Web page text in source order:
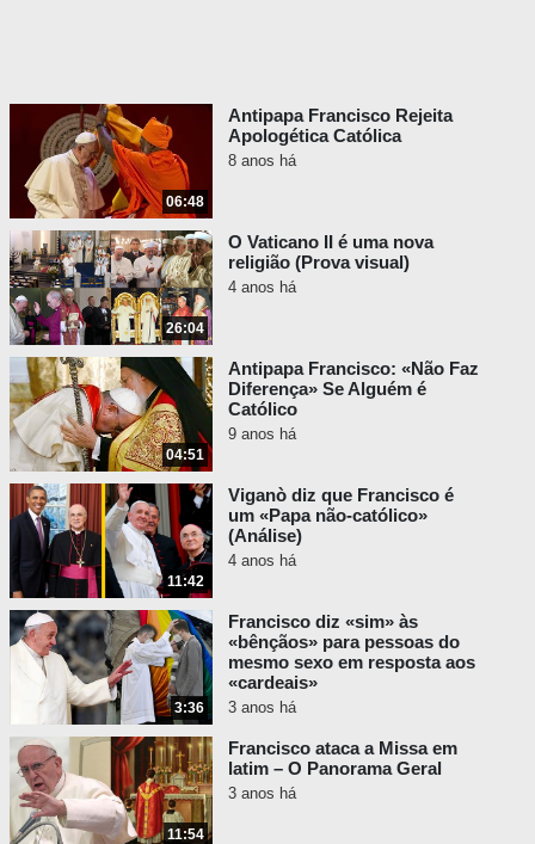
06:48
Antipapa Francisco Rejeita
Apologética Católica
8 anos há
26:04
O Vaticano II é uma nova
religião (Prova visual)
4 anos há
04:51
Antipapa Francisco: «Não Faz
Diferença» Se Alguém é
Católico
9 anos há
11:42
Viganò diz que Francisco é
um «Papa não-católico»
(Análise)
4 anos há
3:36
Francisco diz «sim» às
«bênçãos» para pessoas do
mesmo sexo em resposta aos
«cardeais»
3 anos há
11:54
Francisco ataca a Missa em
latim – O Panorama Geral
3 anos há